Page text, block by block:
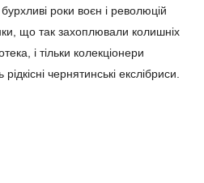
роки воєн і революцій
що так захоплювали колишніх
і тільки колекціонери
чернятинські екслібриси.